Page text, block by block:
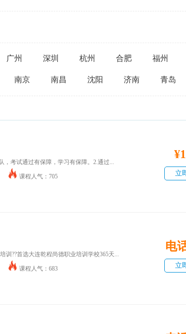
广州 深圳 杭州 合肥 福州
南京 南昌 沈阳 济南 青岛
，考试通过有保障，学习有保障。2.通过...
课程人气：705 立
训??首选大连乾程尚德职业培训学校365天...
课程人气：683
电
立